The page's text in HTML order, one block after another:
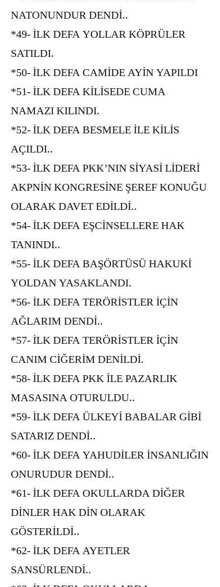
NATONUNDUR DENDİ..
*49- İLK DEFA YOLLAR KÖPRÜLER
SATILDI.
*50- İLK DEFA CAMİDE AYİN YAPILDI
*51- İLK DEFA KİLİSEDE CUMA
NAMAZI KILINDI.
*52- İLK DEFA BESMELE İLE KİLİS
AÇILDI..
*53- İLK DEFA PKK’NIN SİYASİ LİDERİ
AKPNİN KONGRESİNE ŞEREF KONUĞU
OLARAK DAVET EDİLDİ..
*54- İLK DEFA EŞCİNSELLERE HAK
TANINDI..
*55- İLK DEFA BAŞÖRTÜSÜ HAKUKİ
YOLDAN YASAKLANDI.
*56- İLK DEFA TERÖRİSTLER İÇİN
AĞLARIM DENDİ..
*57- İLK DEFA TERÖRİSTLER İÇİN
CANIM CİĞERİM DENİLDİ.
*58- İLK DEFA PKK İLE PAZARLIK
MASASINA OTURULDU..
*59- İLK DEFA ÜLKEYİ BABALAR GİBİ
SATARIZ DENDİ..
*60- İLK DEFA YAHUDİLER İNSANLIĞIN
ONURUDUR DENDİ..
*61- İLK DEFA OKULLARDA DİĞER
DİNLER HAK DİN OLARAK
GÖSTERİLDİ..
*62- İLK DEFA AYETLER
SANSÜRLENDİ..